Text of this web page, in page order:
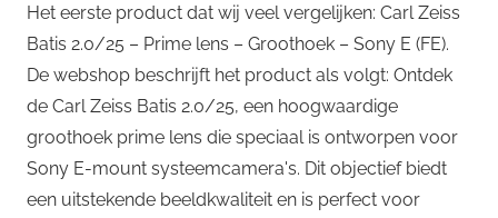
Het eerste product dat wij veel vergelijken: Carl Zeiss
Batis 2.0/25 – Prime lens – Groothoek – Sony E (FE).
De webshop beschrijft het product als volgt: Ontdek
de Carl Zeiss Batis 2.0/25, een hoogwaardige
groothoek prime lens die speciaal is ontworpen voor
Sony E-mount systeemcamera's. Dit objectief biedt
een uitstekende beeldkwaliteit en is perfect voor